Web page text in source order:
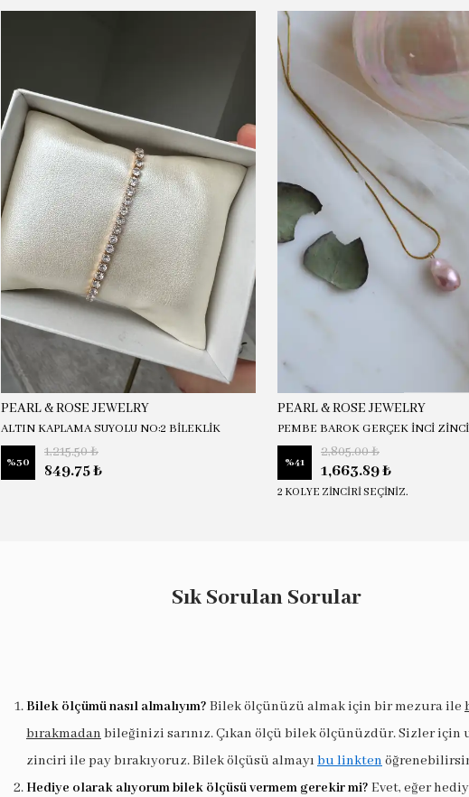
PEARL & ROSE JEWELRY
ALTIN KAPLAMA SUYOLU NO:2 BİLEKLİK
%30
1,215.50 ₺
849.75 ₺
PEARL & ROSE JEWELRY
PEMBE BAROK GERÇEK İNCİ
%41
2,805.00 ₺
1,663.89 ₺
2 KOLYE ZİNCİRİ SEÇİNİZ.
Sık Sorulan Sorular
Bilek ölçümü nasıl almalıyım? Bilek ölçünüzü almak için bir mezura ile
bırakmadan bileğinizi sarınız. Çıkan ölçü bilek ölçünüzdür. Sizler için
zinciri ile pay bırakıyoruz. Bilek ölçüsü almayı bu linkten
Hediye olarak alıyorum bilek ölçüsü vermem gerekir mi? Evet, eğer